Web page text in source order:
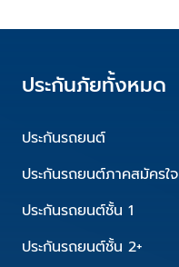
ประกันภัยทั้งหมด
ประกันรถยนต์
ประกันรถยนต์ภาคสมัครใจ
ประกันรถยนต์ชั้น 1
ประกันรถยนต์ชั้น 2+